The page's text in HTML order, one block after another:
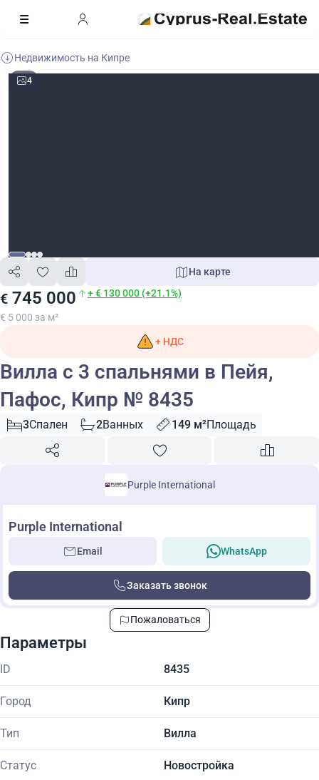
Недвижимость на Кипре
4
€ 745 000 + € 130 000 (+21.1%)
€ 5 000 за м²
На карте
+ НДС
Вилла с 3 спальнями в Пейя,
Пафос, Кипр № 8435
3Спален 2Ванных 149 м²Площадь
Purple International
Purple International
Email WhatsApp
Заказать звонок
Пожаловаться
Параметры
ID 8435
Город Кипр
Тип Вилла
Статус Новостройка